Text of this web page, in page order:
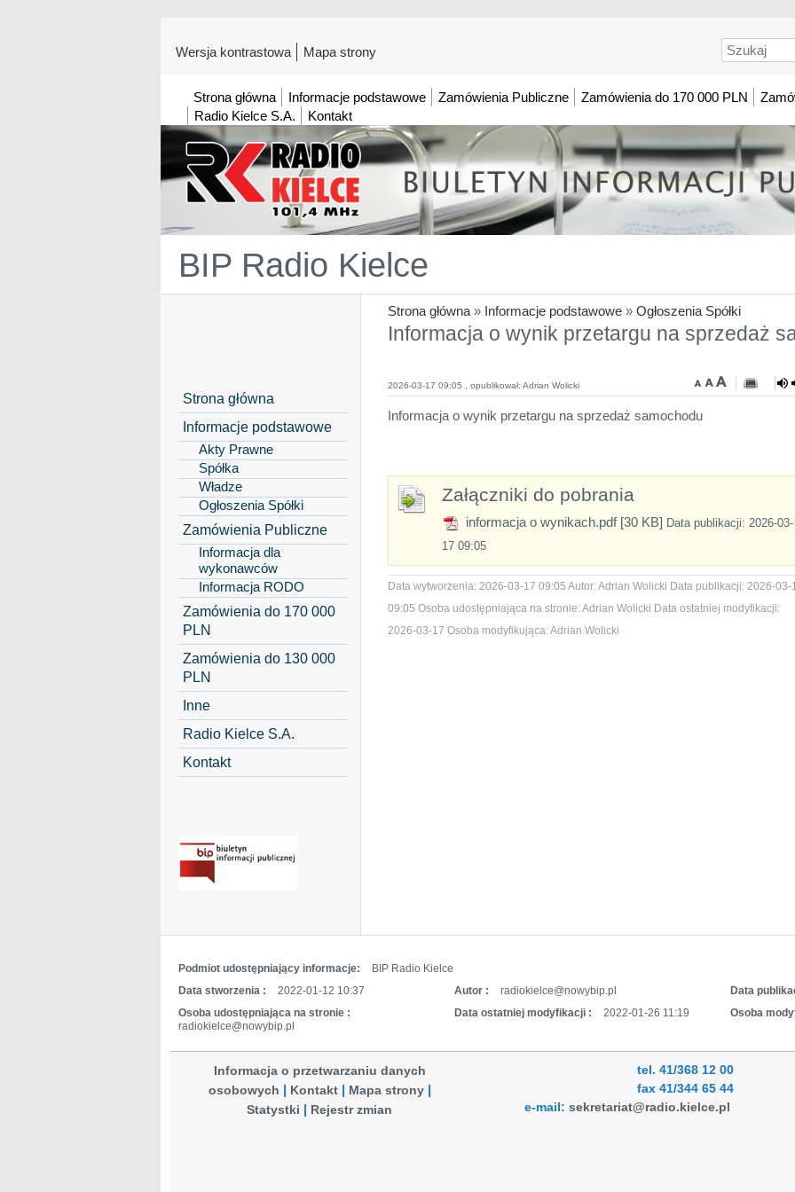
Wersja kontrastowa Mapa strony Szukaj
Strona główna Informacje podstawowe Zamówienia Publiczne Zamówienia do 170 000 PLN
Radio Kielce S.A.
Kontakt
BIP Radio Kielce
Strona główna » Informacje podstawowe » Ogłoszenia Spółki
Informacja o wynik przetargu na sprzedaż
Strona główna
Informacje podstawowe
Akty Prawne
Spółka
Władze
Ogłoszenia Spółki
Zamówienia Publiczne
Informacja dla
wykonawców
Informacja RODO
Zamówienia do 170 000
PLN
Zamówienia do 130 000
PLN
Inne
Radio Kielce S.A.
Kontakt
2026-03-17 09:05 , opublikował: Adrian Wolicki
Informacja o wynik przetargu na sprzedaż samochodu
Załączniki do pobrania
informacja o wynikach.pdf [30 KB] Data publikacji: 2026-03-
17 09:05
Data wytworzenia: 2026-03-17 09:05 Autor:Adrian Wolicki Data publikacji: 2026-03-
09:05 Osoba udostępniająca na stronie:Adrian Wolicki Data ostatniej modyfikacji:
2026-03-17 Osoba modyfikująca:Adrian Wolicki
Podmiot udostępniający informacje:
BIP Radio Kielce
Data stworzenia :
2022-01-12 10:37 Autor : radiokielce@nowybip.pl
Data
Osoba udostępniająca na stronie :
radiokielce@nowybip.pl
Data ostatniej modyfikacji : 2022-01-26 11:19 Osoba
Informacja o przetwarzaniu danych
osobowych
Kontakt
Mapa strony
Statystki
Rejestr zmian
tel. 41/368 12 00
fax 41/344 65 44
e-mail:sekretariat@radio.kielce.pl